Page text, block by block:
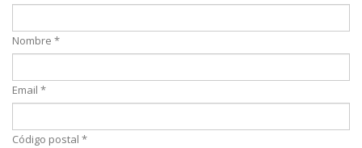
Nombre *
Email *
Código postal *